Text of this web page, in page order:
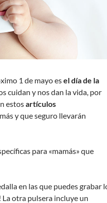
1 de mayo eseldía de la
cuidan y nos dan la vida, por
estosartículos
y que seguro llevarán
para «mamás» que
en las que puedes grabar
otra pulsera incluye un